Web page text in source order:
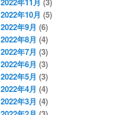
2022年10月 (5)
2022年9月 (6)
2022年8月 (4)
2022年7月 (3)
2022年6月 (3)
2022年5月 (3)
2022年4月 (4)
2022年3月 (4)